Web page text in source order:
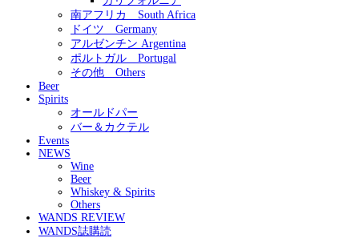
南アフリカ South Africa
ドイツ Germany
アルゼンチン Argentina
ポルトガル Portugal
その他 Others
Beer
Spirits
オールドパー
バー＆カクテル
Events
NEWS
Wine
Beer
Whiskey & Spirits
Others
WANDS REVIEW
WANDS誌購読